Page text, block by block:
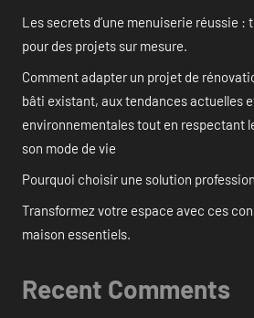
Les secrets d’une menuiserie réussie :
pour des projets sur mesure.
Comment adapter un projet de
bâti existant, aux tendances actuelles
environnementales tout en respectant
son mode de vie
Pourquoi choisir une solution
Transformez votre espace avec ces
maison essentiels.
Recent Comments